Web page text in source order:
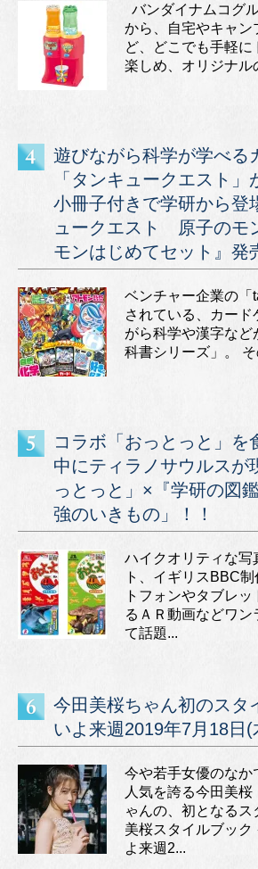
バンダイナムコグ
から、自宅やキャン
ど、どこでも手軽
楽しめ、オリジナル
遊びながら科学が学べる
「タンキュークエスト
小冊子付きで学研から登
ュークエスト 原子のモ
モンはじめてセット』発
ベンチャー企業の「
されている、カー
がら科学や漢字など
科書シリーズ」。
コラボ「おっとっと」を
中にティラノサウルスが
っとっと」×『学研の図
強のいきもの」！！
ハイクオリティな写
ト、イギリスBBC
トフォンやタブレ
るＡＲ動画などワン
て話題...
今田美桜ちゃん初のスタ
いよ来週2019年7月18日(
今や若手女優のなか
人気を誇る今田美
ゃんの、初となるス
美桜スタイルブック
よ来週2...